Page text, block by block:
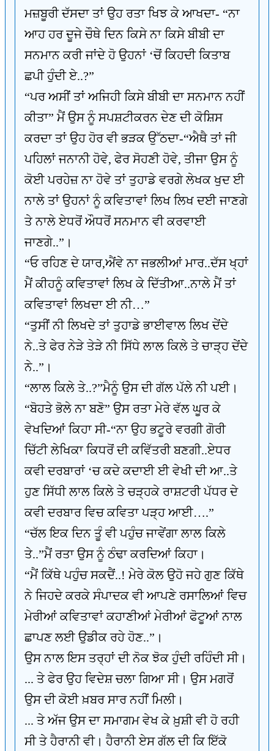
ਮਜ਼ਬੂਰੀ ਦੱਸਦਾ ਤਾਂ ਉਹ ਰਤਾ ਖਿਝ ਕੇ ਆਖਦਾ- “ਨਾ
ਆਹ ਹਰ ਦੂਜੇ ਚੌਥੇ ਦਿਨ ਕਿਸੇ ਨਾ ਕਿਸੇ ਬੀਬੀ ਦਾ
ਸਨਮਾਨ ਕਰੀ ਜਾਂਦੇ ਹੋ ਉਹਨਾਂ ‘ਚੋਂ ਕਿਹਦੀ ਕਿਤਾਬ
ਛਪੀ ਹੁੰਦੀ ਏ..?”
“ਪਰ ਅਸੀਂ ਤਾਂ ਅਜਿਹੀ ਕਿਸੇ ਬੀਬੀ ਦਾ ਸਨਮਾਨ ਨਹੀਂ
ਕੀਤਾ” ਮੈਂ ਉਸ ਨੂੰ ਸਪਸ਼ਟੀਕਰਨ ਦੇਣ ਦੀ ਕੋਸ਼ਿਸ
ਕਰਦਾ ਤਾਂ ਉਹ ਹੋਰ ਵੀ ਭੜਕ ਉੱਠਦਾ-“ਐਥੈ ਤਾਂ ਜੀ
ਪਹਿਲਾਂ ਜਨਾਨੀ ਹੋਵੇ, ਫੇਰ ਸੋਹਣੀ ਹੋਵੇ, ਤੀਜਾ ਉਸ ਨੂੰ
ਕੋਈ ਪਰਹੇਜ਼ ਨਾ ਹੋਵੇ ਤਾਂ ਤੁਹਾਡੇ ਵਰਗੇ ਲੇਖਕ ਖੁਦ ਈ
ਨਾਲੇ ਤਾਂ ਉਹਨਾਂ ਨੂੰ ਕਵਿਤਾਵਾਂ ਲਿਖ ਲਿਖ ਦਈ ਜਾਣਗੇ
ਤੇ ਨਾਲੇ ਏਧਰੋਂ ਔਧਰੋਂ ਸਨਮਾਨ ਵੀ ਕਰਵਾਈ
ਜਾਣਗੇ..”।
“ਓ ਰਹਿਣ ਦੇ ਯਾਰ,ਐਂਵੇ ਨਾ ਜਭਲੀਆਂ ਮਾਰ..ਦੱਸ ਖ੍ਹਾਂ
ਮੈਂ ਕੀਹਨੂੰ ਕਵਿਤਾਵਾਂ ਲਿਖ ਕੇ ਦਿੱਤੀਆ..ਨਾਲੇ ਮੈਂ ਤਾਂ
ਕਵਿਤਾਵਾਂ ਲਿਖਦਾ ਈ ਨੀ…”
“ਤੁਸੀਂ ਨੀ ਲਿਖਦੇ ਤਾਂ ਤੁਹਾਡੇ ਭਾਈਵਾਲ ਲਿਖ ਦੇਂਦੇ
ਨੇ..ਤੇ ਫੇਰ ਨੇੜੇ ਤੇੜੇ ਨੀ ਸਿੱਧੇ ਲਾਲ ਕਿਲੇ ਤੇ ਚਾੜ੍ਹ ਦੇਂਦੇ
ਨੇ..”।
“ਲਾਲ ਕਿਲੇ ਤੇ..?”ਮੈਨੂੰ ਉਸ ਦੀ ਗੱਲ ਪੱਲੇ ਨੀ ਪਈ।
“ਬੋਹਤੇ ਭੋਲੇ ਨਾ ਬਣੋ” ਉਸ ਰਤਾ ਮੇਰੇ ਵੱਲ ਘੂਰ ਕੇ
ਵੇਖਦਿਆਂ ਕਿਹਾ ਸੀ-“ਨਾ ਉਹ ਭਟੂਰੇ ਵਰਗੀ ਗੋਰੀ
ਚਿੱਟੀ ਲੇਖਿਕਾ ਕਿਧਰੋਂ ਦੀ ਕਵਿੱਤਰੀ ਬਣਗੀ..ਏਧਰ
ਕਵੀ ਦਰਬਾਰਾਂ ‘ਚ ਕਦੇ ਕਦਾਈ ਈ ਵੇਖੀ ਦੀ ਆ..ਤੇ
ਹੁਣ ਸਿੱਧੀ ਲਾਲ ਕਿਲੇ ਤੇ ਚੜ੍ਹਕੇ ਰਾਸ਼ਟਰੀ ਪੱਧਰ ਦੇ
ਕਵੀ ਦਰਬਾਰ ਵਿਚ ਕਵਿਤਾ ਪੜ੍ਹ ਆਈ….”
“ਚੱਲ ਇਕ ਦਿਨ ਤੂੰ ਵੀ ਪਹੁੰਚ ਜਾਵੇਂਗਾ ਲਾਲ ਕਿਲੇ
ਤੇ..”ਮੈਂ ਰਤਾ ਉਸ ਨੂੰ ਠੰਢਾ ਕਰਦਿਆਂ ਕਿਹਾ।
“ਮੈਂ ਕਿੱਥੇ ਪਹੁੰਚ ਸਕਦੈਂ..! ਮੇਰੇ ਕੋਲ ਉਹੋ ਜਹੇ ਗੁਣ ਕਿੱਥੇ
ਨੇ ਜਿਹਦੇ ਕਰਕੇ ਸੰਪਾਦਕ ਵੀ ਆਪਣੇ ਰਸਾਲਿਆਂ ਵਿਚ
ਮੇਰੀਆਂ ਕਵਿਤਾਵਾਂ ਕਹਾਣੀਆਂ ਮੇਰੀਆਂ ਫੋਟੂਆਂ ਨਾਲ
ਛਾਪਣ ਲਈ ਉਡੀਕ ਰਹੇ ਹੋਣ..”।
ਉਸ ਨਾਲ ਇਸ ਤਰ੍ਹਾਂ ਦੀ ਨੋਕ ਝੋਕ ਹੁੰਦੀ ਰਹਿੰਦੀ ਸੀ।
... ਤੇ ਫੇਰ ਉਹ ਵਿਦੇਸ਼ ਚਲਾ ਗਿਆ ਸੀ। ਉਸ ਮਗਰੋਂ
ਉਸ ਦੀ ਕੋਈ ਖ਼ਬਰ ਸਾਰ ਨਹੀਂ ਮਿਲੀ।
... ਤੇ ਅੱਜ ਉਸ ਦਾ ਸਮਾਗਮ ਵੇਖ ਕੇ ਖ਼ੁਸ਼ੀ ਵੀ ਹੋ ਰਹੀ
ਸੀ ਤੇ ਹੈਰਾਨੀ ਵੀ। ਹੈਰਾਨੀ ਏਸ ਗੱਲ ਦੀ ਕਿ ਇੱਕੋ